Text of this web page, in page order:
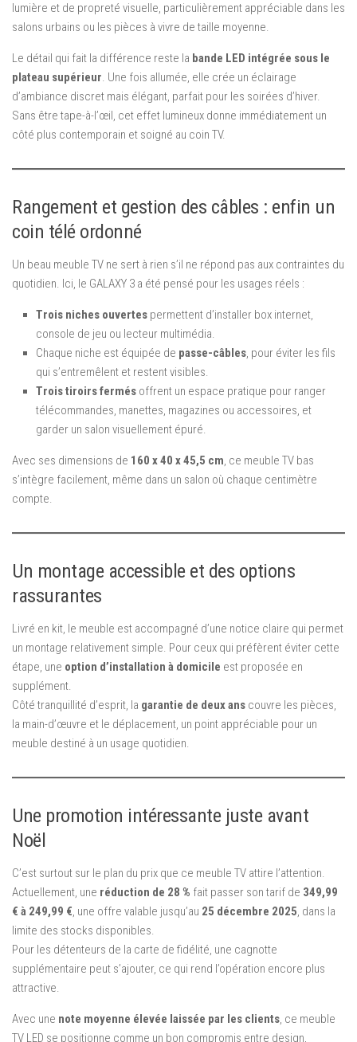
lumière et de propreté visuelle, particulièrement appréciable dans les
salons urbains ou les pièces à vivre de taille moyenne.
Le détail qui fait la différence reste la bande LED intégrée sous le
plateau supérieur. Une fois allumée, elle crée un éclairage
d’ambiance discret mais élégant, parfait pour les soirées d’hiver.
Sans être tape-à-l’œil, cet effet lumineux donne immédiatement un
côté plus contemporain et soigné au coin TV.
Rangement et gestion des câbles : enfin un
coin télé ordonné
Un beau meuble TV ne sert à rien s’il ne répond pas aux contraintes du
quotidien. Ici, le GALAXY 3 a été pensé pour les usages réels :
Trois niches ouvertes permettent d’installer box internet,
console de jeu ou lecteur multimédia.
Chaque niche est équipée de passe-câbles, pour éviter les fils
qui s’entremêlent et restent visibles.
Trois tiroirs fermés offrent un espace pratique pour ranger
télécommandes, manettes, magazines ou accessoires, et
garder un salon visuellement épuré.
Avec ses dimensions de 160 x 40 x 45,5 cm, ce meuble TV bas
s’intègre facilement, même dans un salon où chaque centimètre
compte.
Un montage accessible et des options
rassurantes
Livré en kit, le meuble est accompagné d’une notice claire qui permet
un montage relativement simple. Pour ceux qui préfèrent éviter cette
étape, une option d’installation à domicile est proposée en
supplément.
Côté tranquillité d’esprit, la garantie de deux ans couvre les pièces,
la main-d’œuvre et le déplacement, un point appréciable pour un
meuble destiné à un usage quotidien.
Une promotion intéressante juste avant
Noël
C’est surtout sur le plan du prix que ce meuble TV attire l’attention.
Actuellement, une réduction de 28 % fait passer son tarif de 349,99
€ à 249,99 €, une offre valable jusqu’au 25 décembre 2025, dans la
limite des stocks disponibles.
Pour les détenteurs de la carte de fidélité, une cagnotte
supplémentaire peut s’ajouter, ce qui rend l’opération encore plus
attractive.
Avec une note moyenne élevée laissée par les clients, ce meuble
TV LED se positionne comme un bon compromis entre design,